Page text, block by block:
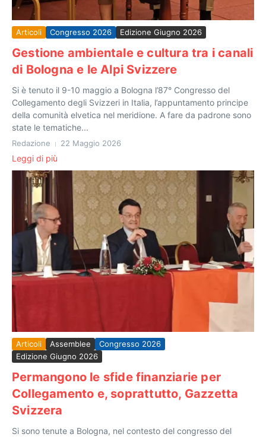
Articoli Congresso 2026 Edizione Giugno 2026
Gestione ambientale e cultura tra i canali
di Bologna e le Alpi Svizzere
Si è tenuto il 9-10 maggio a Bologna l’87° Congresso del
Collegamento degli Svizzeri in Italia, l’appuntamento principe
della comunità elvetica nel meridione. A fare da padrone sono
state le tematiche...
Redazione 22 Maggio 2026
Leggi di più
Articoli Assemblee
Congresso 2026
Edizione Giugno 2026
Permangono le sfide finanziarie per
Collegamento e, soprattutto, Gazzetta
Svizzera
Si sono tenute a Bologna, nel contesto del congresso del